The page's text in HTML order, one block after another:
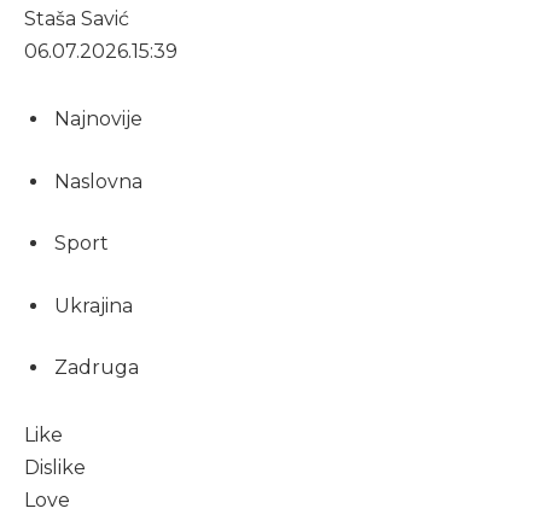
Staša Savić
06.07.2026.15:39
Najnovije
Naslovna
Sport
Ukrajina
Zadruga
Like
Dislike
Love